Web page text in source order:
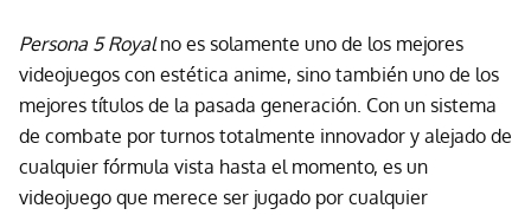
Persona 5 Royalno es solamente uno de los mejores
videojuegos con estética anime, sino también uno de los
mejores títulos de la pasada generación. Con un sistema
de combate por turnos totalmente innovador y alejado de
cualquier fórmula vista hasta el momento, es un
videojuego que merece ser jugado por cualquier